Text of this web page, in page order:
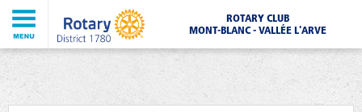
ROTARY CLUB
MONT-BLANC - VALLÉE L'ARVE